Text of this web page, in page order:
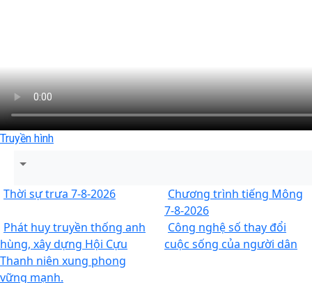
Truyền hình
Thời sự trưa 7-8-2026
Chương trình tiếng Mông
7-8-2026
Phát huy truyền thống anh
hùng, xây dựng Hội Cựu
Thanh niên xung phong
vững mạnh.
Công nghệ số thay đổi
cuộc sống của người dân